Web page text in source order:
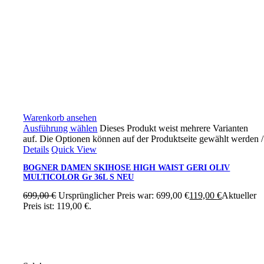
Warenkorb ansehen
Ausführung wählen Dieses Produkt weist mehrere Varianten
auf. Die Optionen können auf der Produktseite gewählt werden/
Details Quick View
BOGNER DAMEN SKIHOSE HIGH WAIST GERI OLIV
MULTICOLOR Gr 36L S NEU
699,00€ Ursprünglicher Preis war: 699,00 €119,00€Aktueller
Preis ist: 119,00 €.